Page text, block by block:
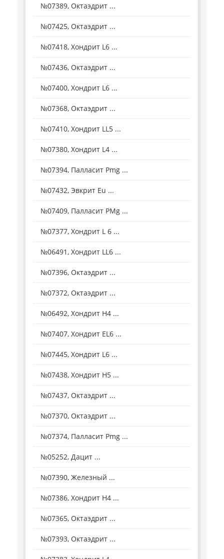
№07389, Октаэдрит ...
№07425, Октаэдрит ...
№07418, Хондрит L6 ...
№07436, Октаэдрит ...
№07400, Хондрит L6 ...
№07368, Октаэдрит ...
№07410, Хондрит LL5 ...
№07380, Хондрит L4 ...
№07394, Палласит Рmg ...
№07432, Эвкрит Eu ...
№07409, Палласит РMg ...
№07377, Хондрит L 6 ...
№06491, Хондрит LL6 ...
№07396, Октаэдрит ...
№07372, Октаэдрит ...
№06492, Хондрит Н4 ...
№07407, Хондрит EL6 ...
№07445, Хондрит L6 ...
№07438, Хондрит Н5 ...
№07437, Октаэдрит ...
№07370, Октаэдрит ...
№07374, Палласит Рmg ...
№05252, Дацит ...
№07390, Железный ...
№07386, Хондрит Н4 ...
№07365, Октаэдрит ...
№07393, Октаэдрит ...